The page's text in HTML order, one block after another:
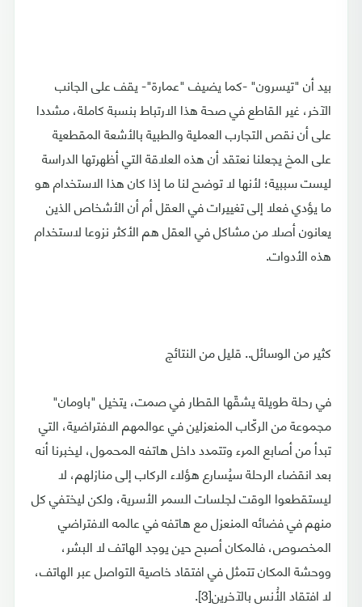
بيد أن "تيسرون" -كما يضيف "عمارة"- يقف على الجانب
الآخر، غير القاطع في صحة هذا الارتباط بنسبة كاملة، مشددا
على أن نقص التجارب العملية والطبية بالأشعة المقطعية
على المخ يجعلنا نعتقد أن هذه العلاقة التي أظهرتها الدراسة
ليست سببية؛ لأنها لا توضح لنا ما إذا كان هذا الاستخدام هو
ما يؤدي فعلا إلى تغييرات في العقل أم أن الأشخاص الذين
يعانون أصلا من مشاكل في العقل هم الأكثر نزوعا لاستخدام
هذه الأدوات.
كثير من الوسائل.. قليل من النتائج
في رحلة طويلة يشقّها القطار في صمت، يتخيل "باومان"
مجموعة من الركّاب المنعزلين في عوالمهم الافتراضية، التي
تبدأ من أصابع المرء وتتمدد داخل هاتفه المحمول، ليخبرنا أنه
بعد انقضاء الرحلة سيُسارع هؤلاء الركاب إلى منازلهم، لا
ليستقطعوا الوقت لجلسات السمر الأسرية، ولكن ليختفي كل
منهم في فضائه المنعزل مع هاتفه في عالمه الافتراضي
المخصوص، فالمكان أصبح حين يوجد الهاتف لا البشر،
ووحشة المكان تتمثل في افتقاد خاصية التواصل عبر الهاتف،
لا افتقاد الأُنس بالآخرين[3].